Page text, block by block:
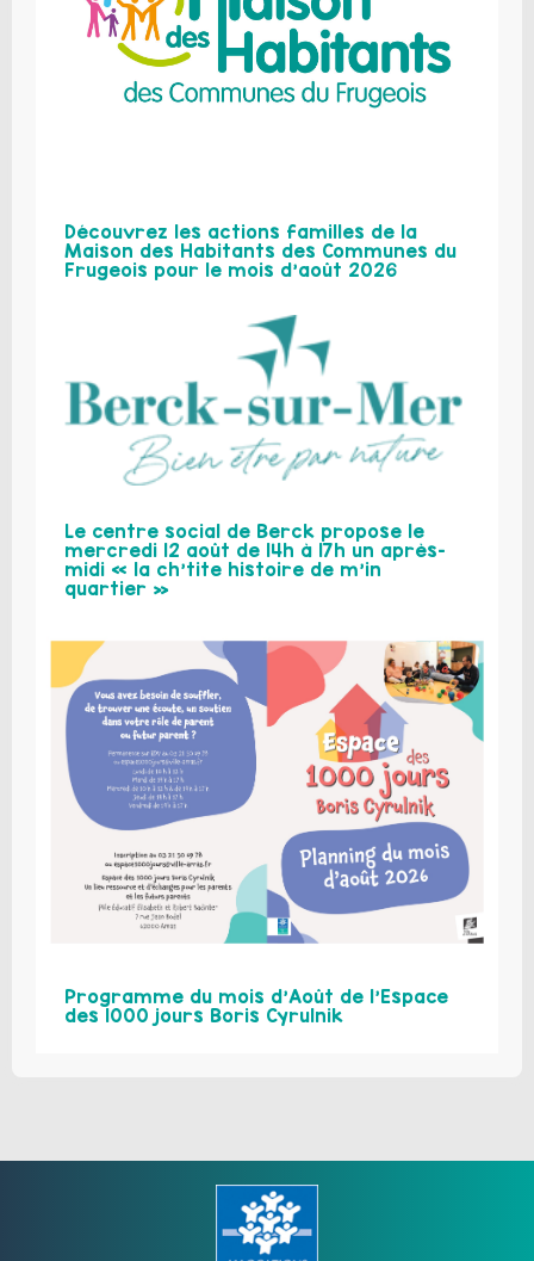
Découvrez les actions familles de la
Maison des Habitants des Communes du
Frugeois pour le mois d’août 2026
Le centre social de Berck propose le
mercredi 12 août de 14h à 17h un après-
midi « la ch’tite histoire de m’in
quartier »
Programme du mois d’Août de l’Espace
des 1000 jours Boris Cyrulnik